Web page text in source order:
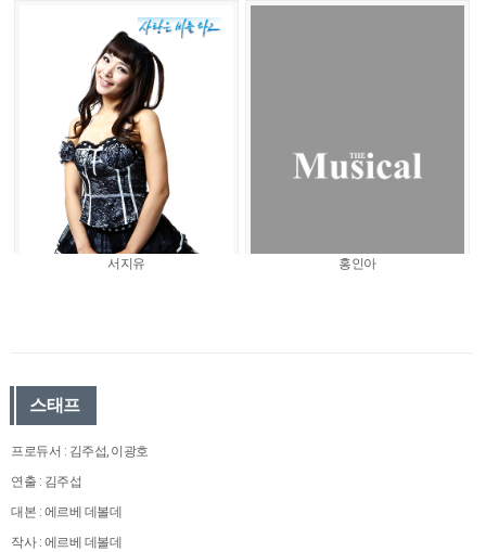
서지유 홍인아
스태프
프로듀서 : 김주섭, 이광호
연출 : 김주섭
대본 : 에르베 데볼데
작사 : 에르베 데볼데